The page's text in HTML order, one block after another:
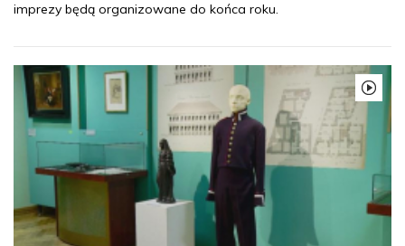
imprezy będą organizowane do końca roku.